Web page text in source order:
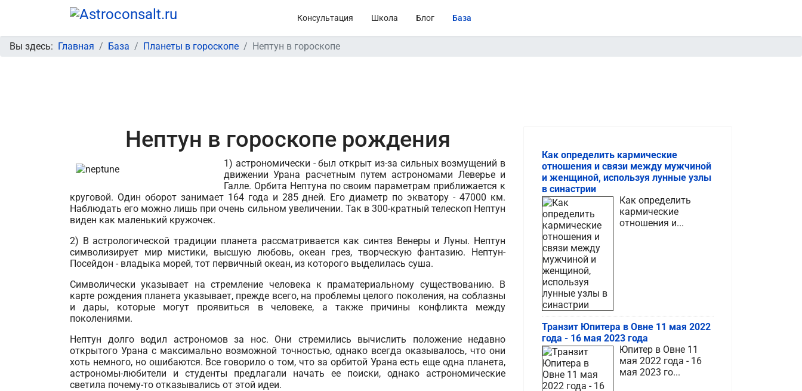
Консультация Школа Блог База
Вы здесь: Главная База Планеты в гороскопе Нептун в гороскопе
Нептун в гороскопе рождения
1) астрономически - был открыт из-за сильных возмущений в
движении Урана расчетным путем астрономами Леверье и
Галле. Орбита Нептуна по своим параметрам приближается к
круговой. Один оборот занимает 164 года и 285 дней. Его диаметр по экватору - 47000 км.
Наблюдать его можно лишь при очень сильном увеличении. Так в 300-кратный телескоп Нептун
виден как маленький кружочек.
2) В астрологической традиции планета рассматривается как синтез Венеры и Луны. Нептун
символизирует мир мистики, высшую любовь, океан грез, творческую фантазию. Нептун-
Посейдон - владыка морей, тот первичный океан, из которого выделилась суша.
Символически указывает на стремление человека к праматериальному существованию. В
карте рождения планета указывает, прежде всего, на проблемы целого поколения, на соблазны
и дары, которые могут проявиться в человеке, а также причины конфликта между
поколениями.
Нептун долго водил астрономов за нос. Они стремились вычислить положение недавно
открытого Урана с максимально возможной точностью, однако всегда оказывалось, что они
хоть немного, но ошибаются. Все говорило о том, что за орбитой Урана есть еще одна планета,
астрономы-любители и студенты предлагали начать ее поиски, однако астрономические
светила почему-то отказывались от этой идеи.
Как определить кармические
отношения и связи между мужчиной
и женщиной, используя лунные узлы
в синастрии
Как определить
кармические
отношения и...
Транзит Юпитера в Овне 11 мая 2022
года - 16 мая 2023 года
Юпитер в Овне 11
мая 2022 года - 16
мая 2023 го...